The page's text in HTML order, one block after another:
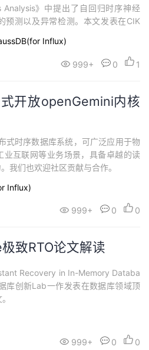
》中提出了自回归时序神经
预测以及异常检测。本文发表在CIK
会议与2022年10月17日到21日在美
Influx)
999+ 0 1
开放openGemini内核
式时序数据库系统，可广泛应用于物
业互联网等业务场景，具备卓越的读
我们也欢迎社区贡献与合作。
Influx)
999+ 0 0
致RTO论文解读
Recovery in In-Memory Databa
库创新Lab一作发表在数据库领域顶
999+ 0 0